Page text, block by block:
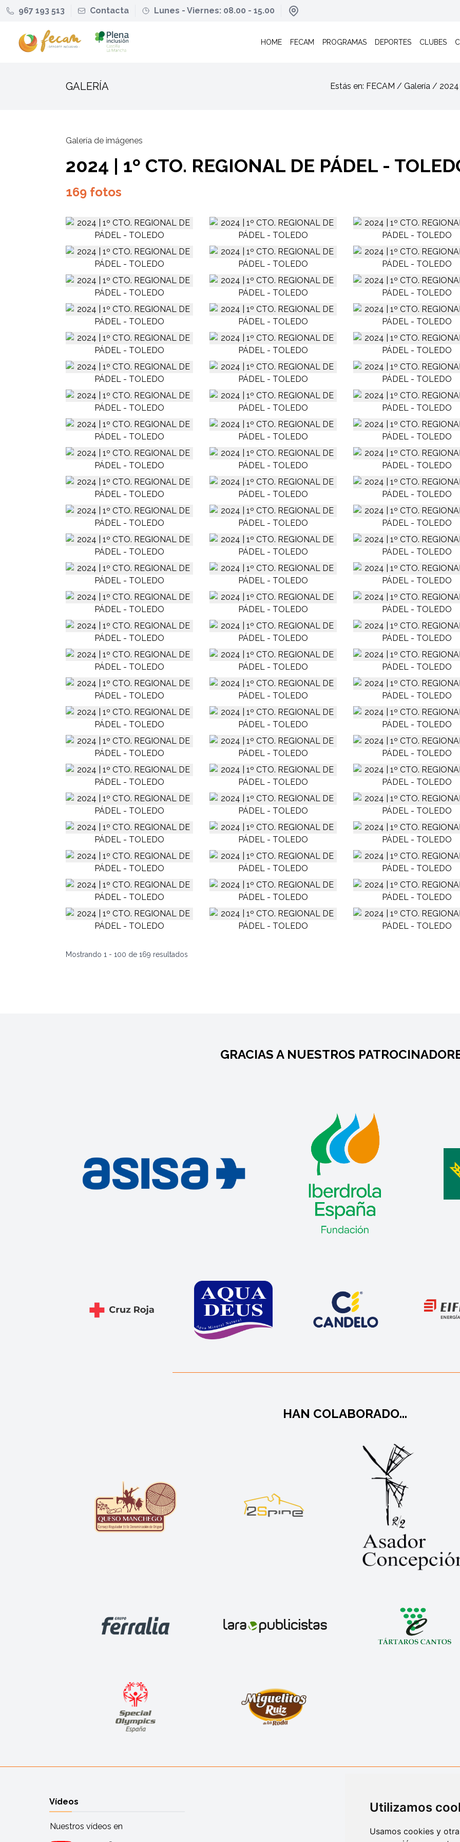
Utilizamos
Usamos cookies y
967 193 513 Contacta Lunes - Viernes: 08.00 - 15.00
HOME FECAM PROGRAMAS DEPORTES CLUBES
GALERÍA Estás en: FECAM / Galería /
Galería de imágenes
2024 | 1º CTO. REGIONAL DE PÁDEL -
169 fotos
Mostrando 1 - 100 de 169 resultados
GRACIAS A NUESTROS
HAN COLABORADO...
Vídeos
Nuestros vídeos en